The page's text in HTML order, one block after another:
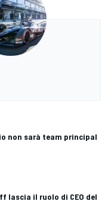
non sarà team principal
lascia il ruolo di CEO del